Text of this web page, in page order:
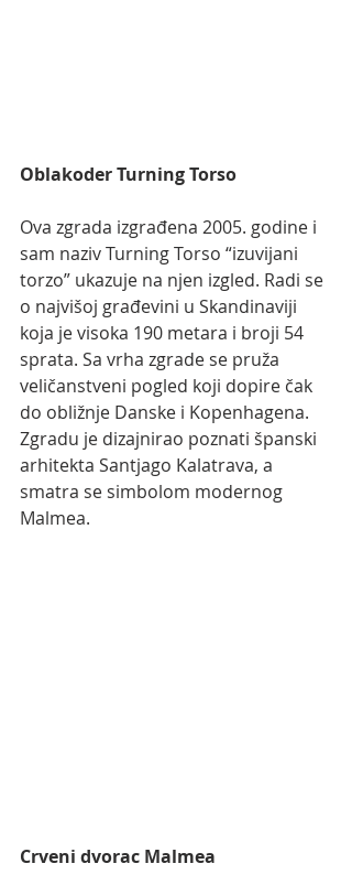
Oblakoder Turning Torso
Ova zgrada izgrađena 2005. godine i
sam naziv Turning Torso “izuvijani
torzo” ukazuje na njen izgled. Radi se
o najvišoj građevini u Skandinaviji
koja je visoka 190 metara i broji 54
sprata. Sa vrha zgrade se pruža
veličanstveni pogled koji dopire čak
do obližnje Danske i Kopenhagena.
Zgradu je dizajnirao poznati španski
arhitekta Santjago Kalatrava, a
smatra se simbolom modernog
Malmea.
Crveni dvorac Malmea